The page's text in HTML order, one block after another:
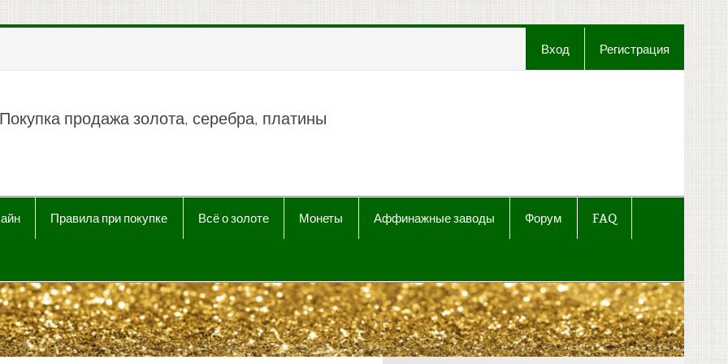
Вход Регистрация
продать Au, Ag, Pt
Покупка продажа золота, серебра, платины
Правила при покупке Всё о золоте Монеты Аффинажные заводы Форум FAQ